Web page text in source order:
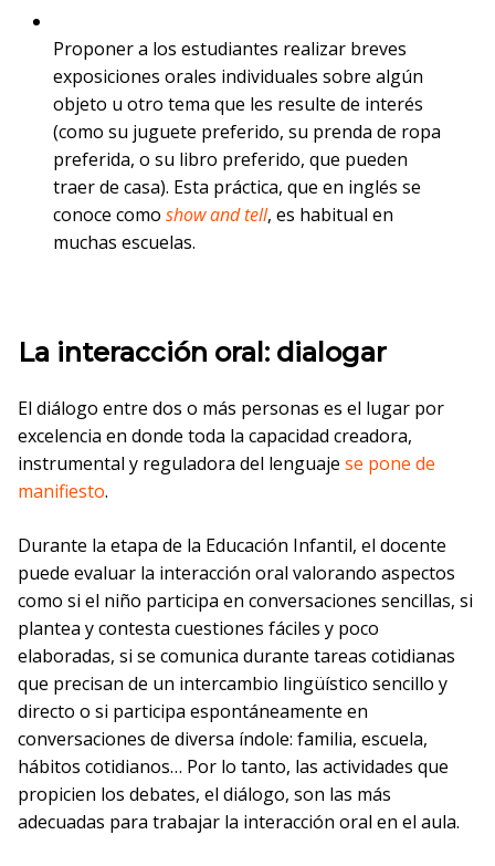
Proponer a los estudiantes realizar breves
exposiciones orales individuales sobre algún
objeto u otro tema que les resulte de interés
(como su juguete preferido, su prenda de ropa
preferida, o su libro preferido, que pueden
traer de casa). Esta práctica, que en inglés se
conoce como show and tell, es habitual en
muchas escuelas.
La interacción oral: dialogar
El diálogo entre dos o más personas es el lugar por
excelencia en donde toda la capacidad creadora,
instrumental y reguladora del lenguaje se pone de
manifiesto.
Durante la etapa de la Educación Infantil, el docente
puede evaluar la interacción oral valorando aspectos
como si el niño participa en conversaciones sencillas, si
plantea y contesta cuestiones fáciles y poco
elaboradas, si se comunica durante tareas cotidianas
que precisan de un intercambio lingüístico sencillo y
directo o si participa espontáneamente en
conversaciones de diversa índole: familia, escuela,
hábitos cotidianos… Por lo tanto, las actividades que
propicien los debates, el diálogo, son las más
adecuadas para trabajar la interacción oral en el aula.